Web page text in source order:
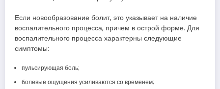
Если новообразование болит, это указывает на наличие
воспалительного процесса, причем в острой форме. Для
воспалительного процесса характерны следующие
симптомы:
пульсирующая боль;
болевые ощущения усиливаются со временем;